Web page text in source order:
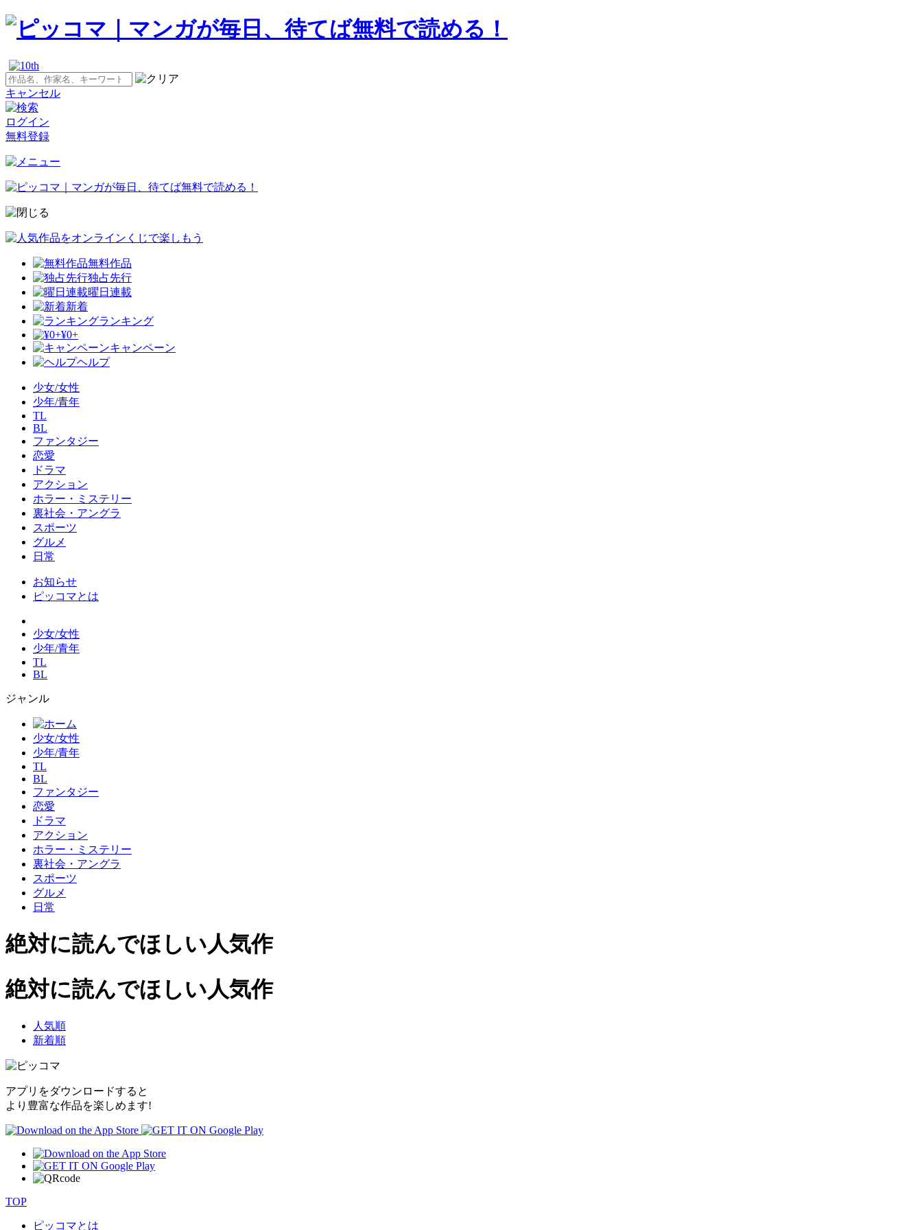
キャンセル
ログイン
無料登録
無料作品
独占先行
曜日連載
新着
ランキング
¥0+
キャンペーン
ヘルプ
少女/女性
少年/青年
TL
BL
ファンタジー
恋愛
ドラマ
アクション
ホラー・ミステリー
裏社会・アングラ
スポーツ
グルメ
日常
お知らせ
ピッコマとは
少女/女性
少年/青年
TL
BL
ジャンル
少女/女性
少年/青年
TL
BL
ファンタジー
恋愛
ドラマ
アクション
ホラー・ミステリー
裏社会・アングラ
スポーツ
グルメ
日常
絶対に読んでほしい人気作
絶対に読んでほしい人気作
人気順
新着順
アプリをダウンロードすると
より豊富な作品を楽しめます!
TOP
ピッコマとは